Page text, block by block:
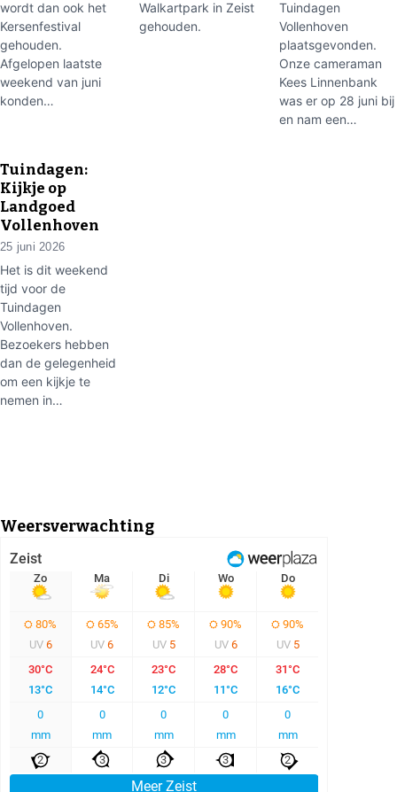
wordt dan ook het
Kersenfestival
gehouden.
Afgelopen laatste
weekend van juni
konden…
Walkartpark in Zeist
gehouden.
Tuindagen
Vollenhoven
plaatsgevonden.
Onze cameraman
Kees Linnenbank
was er op 28 juni bij
en nam een…
▶
Tuindagen:
Kijkje op
Landgoed
Vollenhoven
25 juni 2026
Het is dit weekend
tijd voor de
Tuindagen
Vollenhoven.
Bezoekers hebben
dan de gelegenheid
om een kijkje te
nemen in…
Weersverwachting